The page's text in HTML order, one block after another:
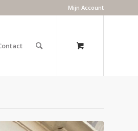
Mijn Account